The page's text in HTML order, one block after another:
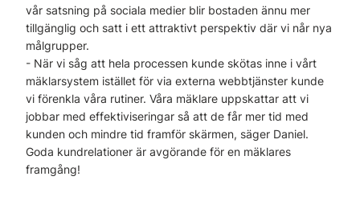
vår satsning på sociala medier blir bostaden ännu mer
tillgänglig och satt i ett attraktivt perspektiv där vi når nya
målgrupper.
- När vi såg att hela processen kunde skötas inne i vårt
mäklarsystem istället för via externa webbtjänster kunde
vi förenkla våra rutiner. Våra mäklare uppskattar att vi
jobbar med effektiviseringar så att de får mer tid med
kunden och mindre tid framför skärmen, säger Daniel.
Goda kundrelationer är avgörande för en mäklares
framgång!